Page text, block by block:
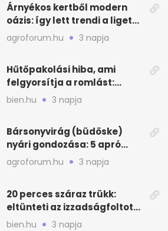
Árnyékos kertből modern
oázis: így lett trendi a ligetes
zöld
agroforum.hu 3 napja
Hűtőpakolási hiba, ami
felgyorsítja a romlást:
zónákra figyelj
bien.hu 3 napja
Bársonyvirág (büdöske)
nyári gondozása: 5 apró
lépés a dús virágzásért
agroforum.hu 3 napja
20 perces száraz trükk:
eltünteti az izzadságfoltot
és a szagot a matracról
bien.hu 3 napja